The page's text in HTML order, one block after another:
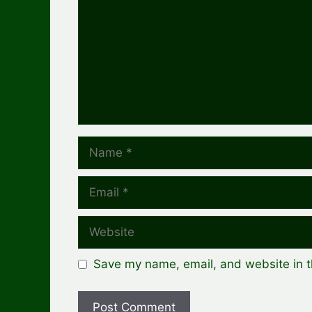
Name
Email
Website
Save my name, email, and website in